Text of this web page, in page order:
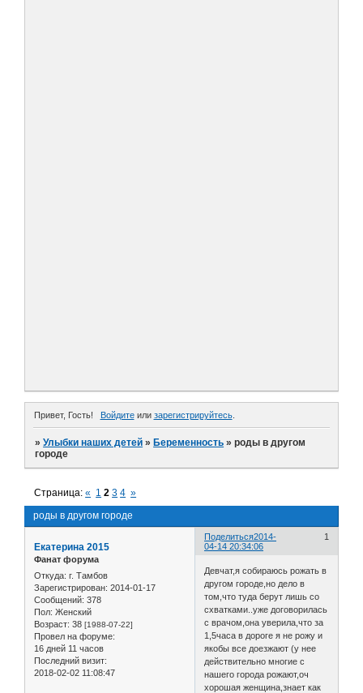
Привет, Гость! Войдитеили зарегистрируйтесь.
»Улыбки наших детей » Беременность »роды в другом
городе
роды в другом городе
Страница:« 1 2 3 4 »
Поделиться 1
2014-
04-14 20:34:06
Екатерина 2015
Фанат форума
Откуда: г. Тамбов
Зарегистрирован: 2014-01-17
Сообщений: 378
Пол: Женский
Возраст: 38 [1988-07-22]
Провел на форуме:
16 дней 11 часов
Последний визит:
2018-02-02 11:08:47
Девчат,я собираюсь рожать в
другом городе,но дело в
том,что туда берут лишь со
схватками..уже договорилась
с врачом,она уверила,что за
1,5часа в дороге я не рожу и
якобы все доезжают (у нее
действительно многие с
нашего города рожают,оч
хорошая женщина,знает как